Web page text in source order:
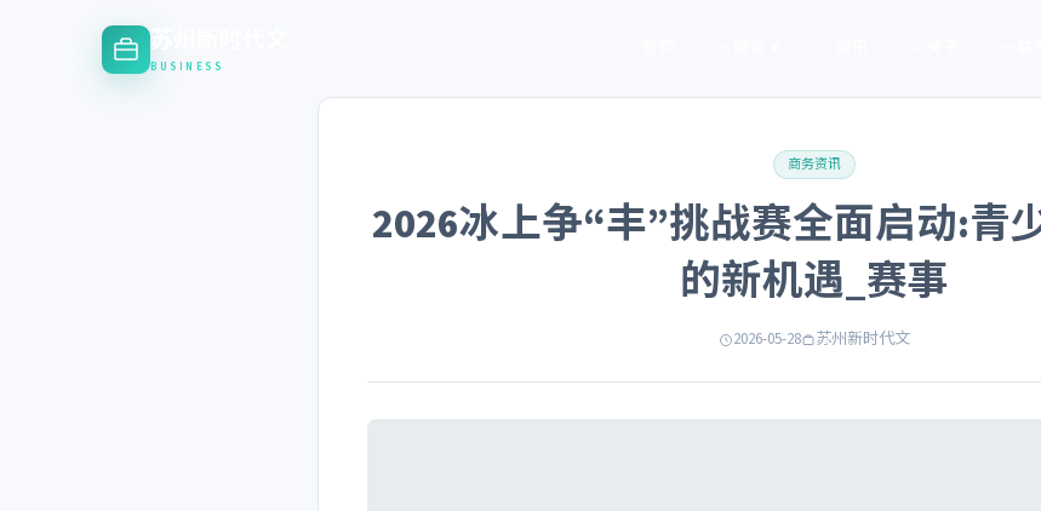
苏州新时代文
BUSINESS
商务资讯
2026冰上争“丰”挑战赛全面启动:青
的新机遇_赛事
2026-05-28 苏州新时代文